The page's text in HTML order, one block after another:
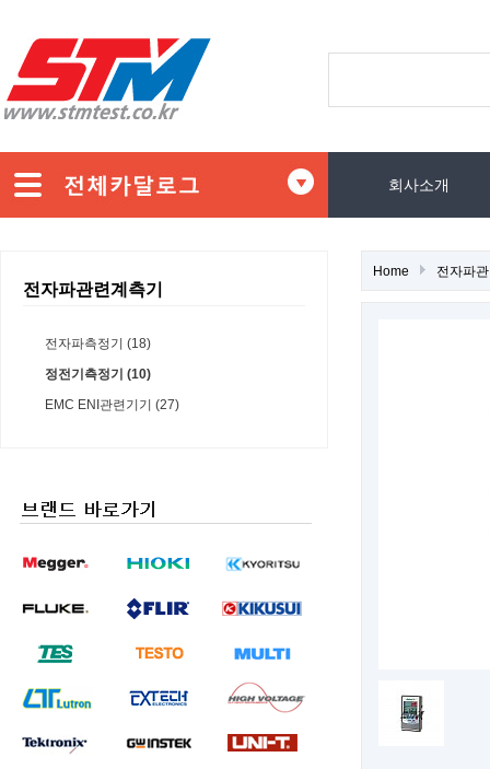
회사소개
전자파관련계측기
전자파측정기 (18)
정전기측정기 (10)
EMC ENI관련기기 (27)
Home 전자파